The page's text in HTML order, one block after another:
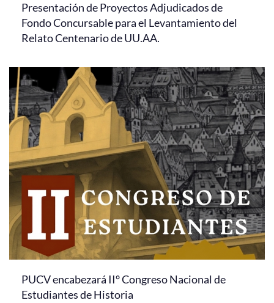
Presentación de Proyectos Adjudicados de
Fondo Concursable para el Levantamiento del
Relato Centenario de UU.AA.
PUCV encabezará II° Congreso Nacional de
Estudiantes de Historia